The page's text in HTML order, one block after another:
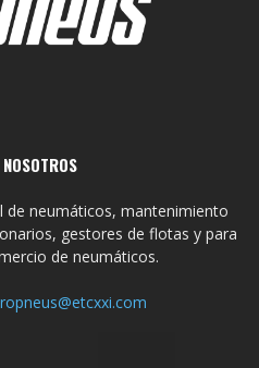
de neumáticos, mantenimiento
gestores de flotas y para
de neumáticos.